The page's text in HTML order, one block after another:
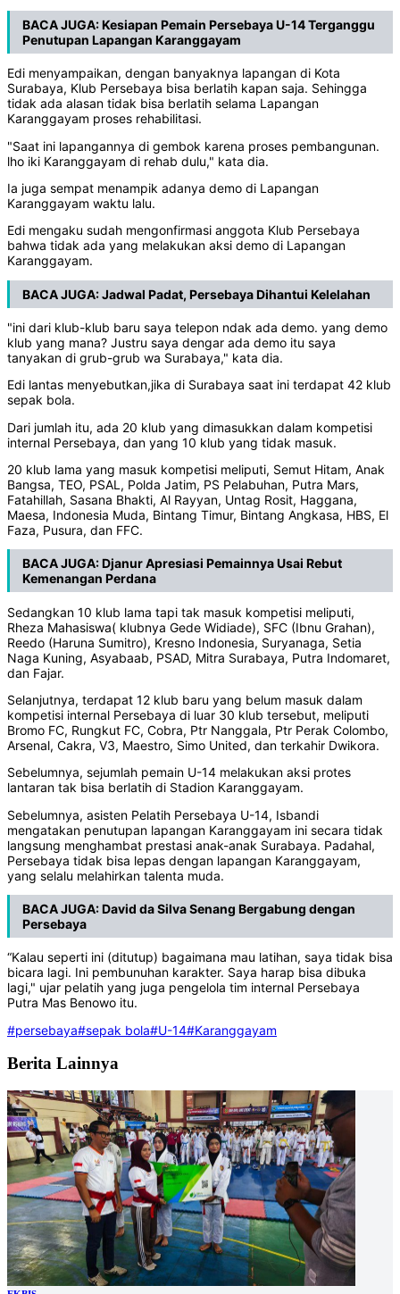
BACA JUGA:Kesiapan Pemain Persebaya U-14 Terganggu
Penutupan Lapangan Karanggayam
Edi menyampaikan, dengan banyaknya lapangan di Kota
Surabaya, Klub Persebaya bisa berlatih kapan saja. Sehingga
tidak ada alasan tidak bisa berlatih selama Lapangan
Karanggayam proses rehabilitasi.
"Saat ini lapangannya di gembok karena proses pembangunan.
lho iki Karanggayam di rehab dulu," kata dia.
Ia juga sempat menampik adanya demo di Lapangan
Karanggayam waktu lalu.
Edi mengaku sudah mengonfirmasi anggota Klub Persebaya
bahwa tidak ada yang melakukan aksi demo di Lapangan
Karanggayam.
BACA JUGA:Jadwal Padat, Persebaya Dihantui Kelelahan
"ini dari klub-klub baru saya telepon ndak ada demo. yang demo
klub yang mana? Justru saya dengar ada demo itu saya
tanyakan di grub-grub wa Surabaya," kata dia.
Edi lantas menyebutkan,jika di Surabaya saat ini terdapat 42 klub
sepak bola.
Dari jumlah itu, ada 20 klub yang dimasukkan dalam kompetisi
internal Persebaya, dan yang 10 klub yang tidak masuk.
20 klub lama yang masuk kompetisi meliputi, Semut Hitam, Anak
Bangsa, TEO, PSAL, Polda Jatim, PS Pelabuhan, Putra Mars,
Fatahillah, Sasana Bhakti, Al Rayyan, Untag Rosit, Haggana,
Maesa, Indonesia Muda, Bintang Timur, Bintang Angkasa, HBS, El
Faza, Pusura, dan FFC.
BACA JUGA:Djanur Apresiasi Pemainnya Usai Rebut
Kemenangan Perdana
Sedangkan 10 klub lama tapi tak masuk kompetisi meliputi,
Rheza Mahasiswa( klubnya Gede Widiade), SFC (Ibnu Grahan),
Reedo (Haruna Sumitro), Kresno Indonesia, Suryanaga, Setia
Naga Kuning, Asyabaab, PSAD, Mitra Surabaya, Putra Indomaret,
dan Fajar.
Selanjutnya, terdapat 12 klub baru yang belum masuk dalam
kompetisi internal Persebaya di luar 30 klub tersebut, meliputi
Bromo FC, Rungkut FC, Cobra, Ptr Nanggala, Ptr Perak Colombo,
Arsenal, Cakra, V3, Maestro, Simo United, dan terkahir Dwikora.
Sebelumnya, sejumlah pemain U-14 melakukan aksi protes
lantaran tak bisa berlatih di Stadion Karanggayam.
Sebelumnya, asisten Pelatih Persebaya U-14, Isbandi
mengatakan penutupan lapangan Karanggayam ini secara tidak
langsung menghambat prestasi anak-anak Surabaya. Padahal,
Persebaya tidak bisa lepas dengan lapangan Karanggayam,
yang selalu melahirkan talenta muda.
BACA JUGA:David da Silva Senang Bergabung dengan
Persebaya
“Kalau seperti ini (ditutup) bagaimana mau latihan, saya tidak bisa
bicara lagi. Ini pembunuhan karakter. Saya harap bisa dibuka
lagi," ujar pelatih yang juga pengelola tim internal Persebaya
Putra Mas Benowo itu.
#persebaya#sepak bola#U-14#Karanggayam
Berita Lainnya